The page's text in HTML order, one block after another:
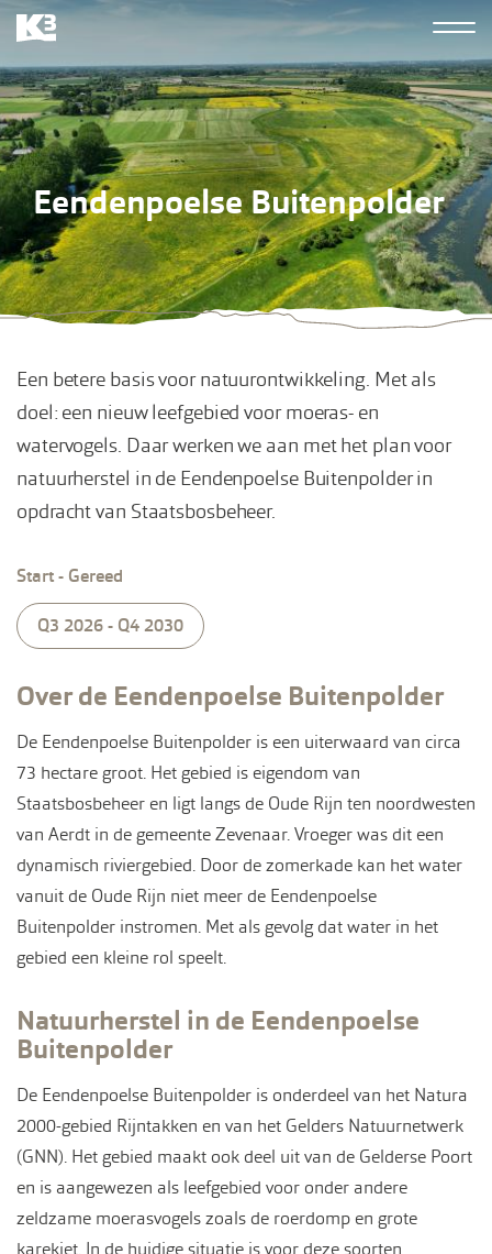
Overslaan
en
naar
de
inhoud
gaan
K3
derde
Eendenpoelse Buitenpolder
Een betere basis voor natuurontwikkeling. Met als
doel: een nieuw leefgebied voor moeras- en
watervogels. Daar werken we aan met het plan voor
natuurherstel in de Eendenpoelse Buitenpolder in
opdracht van Staatsbosbeheer.
Start - Gereed
Q3 2026 - Q4 2030
Over de Eendenpoelse Buitenpolder
De Eendenpoelse Buitenpolder is een uiterwaard van circa
73 hectare groot. Het gebied is eigendom van
Staatsbosbeheer en ligt langs de Oude Rijn ten noordwesten
van Aerdt in de gemeente Zevenaar. Vroeger was dit een
dynamisch riviergebied. Door de zomerkade kan het water
vanuit de Oude Rijn niet meer de Eendenpoelse
Buitenpolder instromen. Met als gevolg dat water in het
gebied een kleine rol speelt.
Natuurherstel in de Eendenpoelse
Buitenpolder
De Eendenpoelse Buitenpolder is onderdeel van het Natura
2000-gebied Rijntakken en van het Gelders Natuurnetwerk
(GNN). Het gebied maakt ook deel uit van de Gelderse Poort
en is aangewezen als leefgebied voor onder andere
zeldzame moerasvogels zoals de roerdomp en grote
karekiet. In de huidige situatie is voor deze soorten